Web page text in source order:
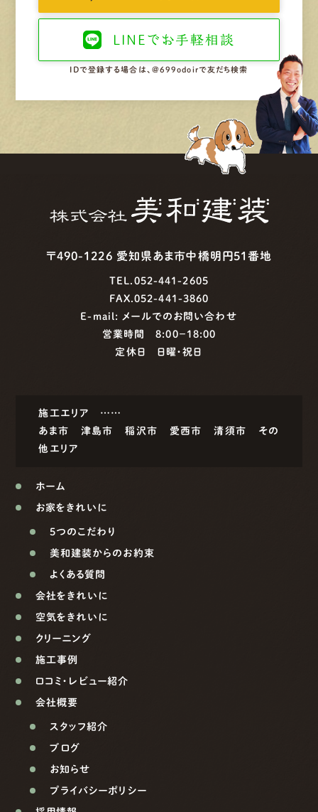
LINEで お手軽相談
IDで登録する場合は、@699odoirで友だち検索
〒490-1226 愛知県あま市中橋明円51番地
TEL.052-441-2605
FAX.052-441-3860
E-mail:
メールでのお問い合わせ
営業時間 8:00−18:00
定休日 日曜・祝日
施工エリア ……
あま市
津島市 稲沢市 愛西市 清須市
その
他エリア
ホーム
お家をきれいに
5つのこだわり
美和建装からのお約束
よくある質問
会社をきれいに
空気をきれいに
クリーニング
施工事例
口コミ・レビュー紹介
会社概要
スタッフ紹介
ブログ
お知らせ
プライバシーポリシー